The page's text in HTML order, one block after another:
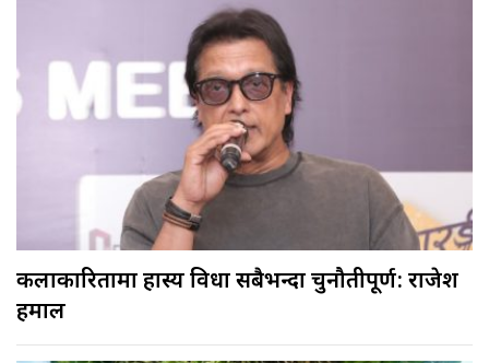
कलाकारितामा हास्य विधा सबैभन्दा चुनौतीपूर्ण: राजेश
हमाल